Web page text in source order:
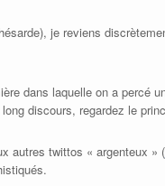
je reviens
dans laquelle on a
discours, regardez le
autres twittos « argenteux » (